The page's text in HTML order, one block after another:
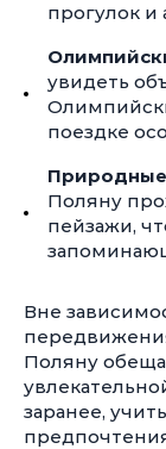
прогулок и
увидеть
поездке
Поляну
пейзажи,
Вне
Поляну
заранее,